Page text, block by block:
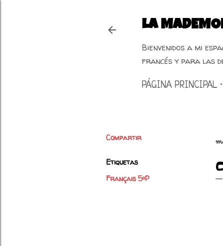
LA
Bienvenidos a mi
francés y para las
PÁGINA PRINCIPAL
Compartir
Etiquetas
Français 5ºP